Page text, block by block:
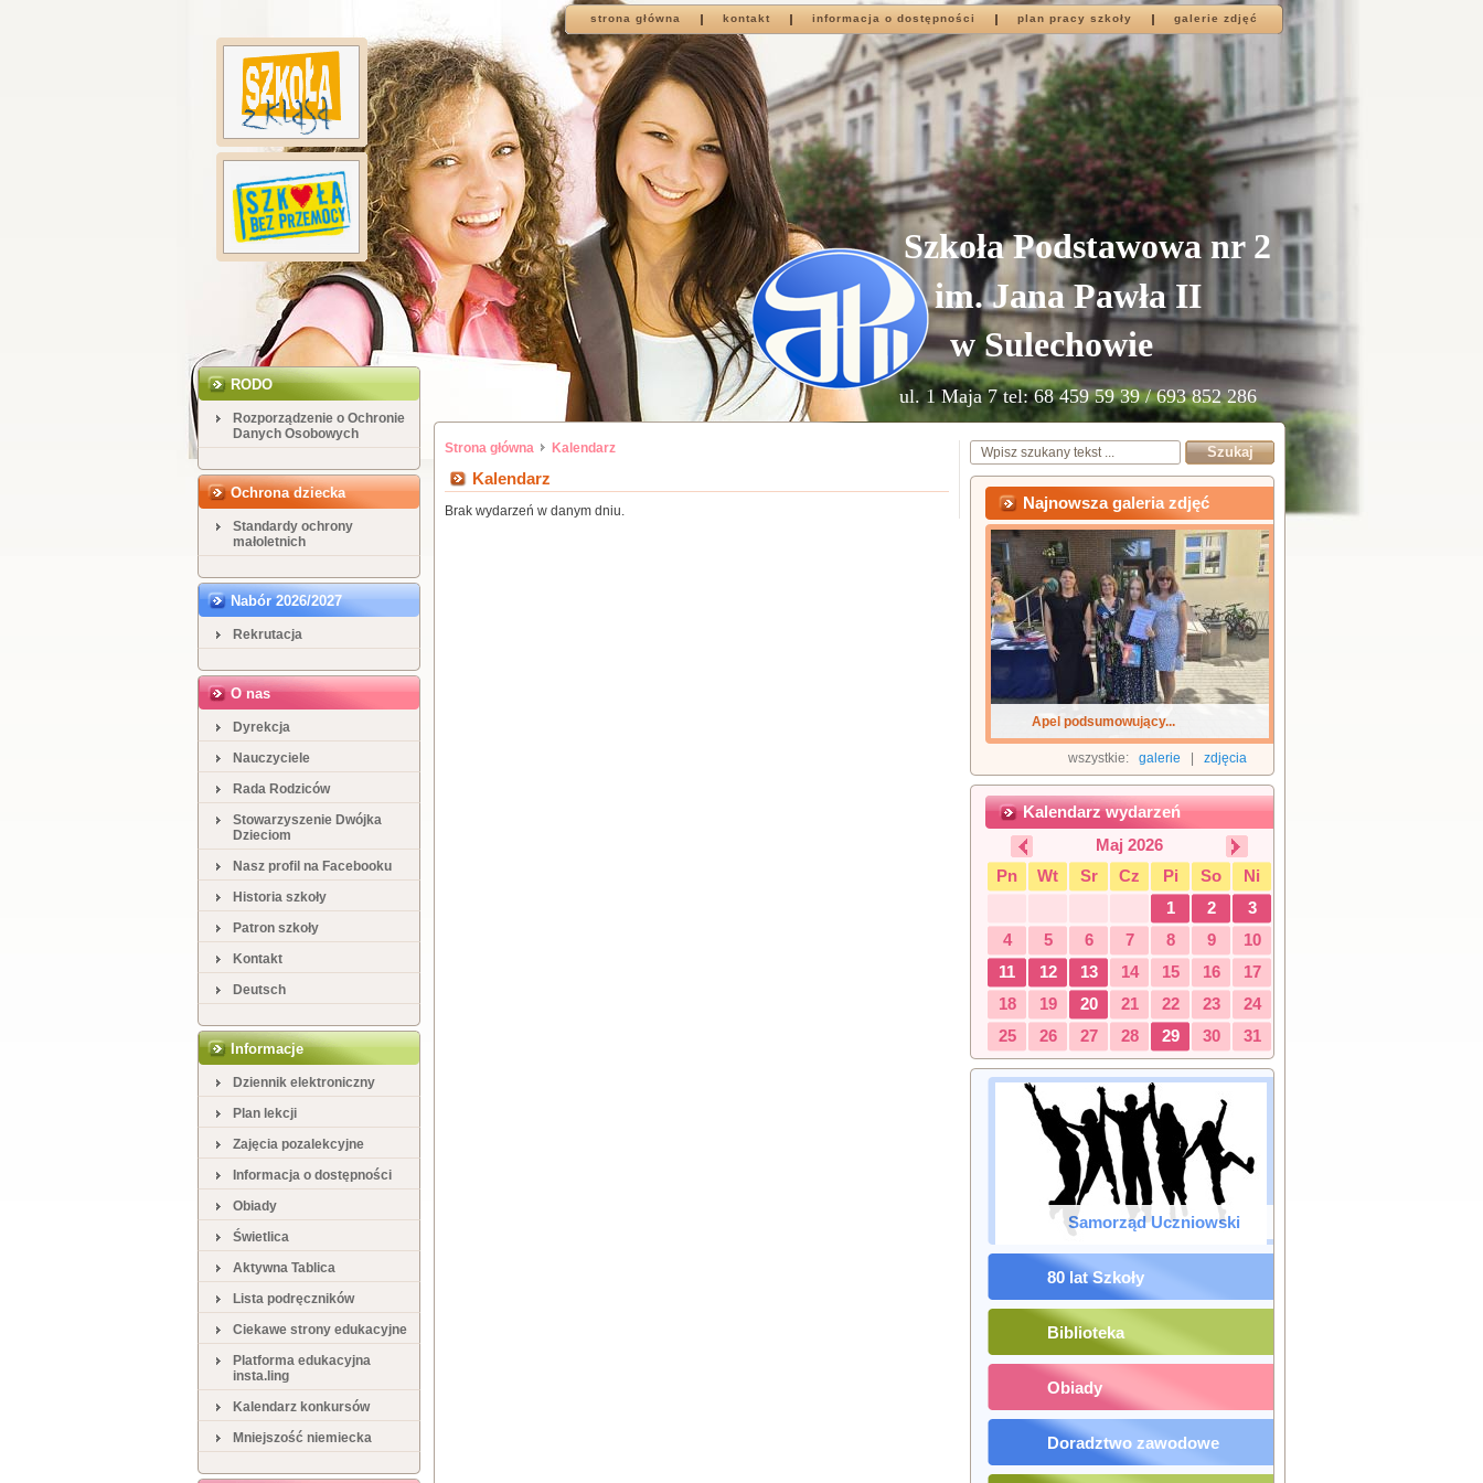
strona główna kontakt informacja o dostępności plan pracy szkoły galerie zdjęć
Szkoła Podstawowa nr 2
im. Jana Pawła II
w Sulechowie
ul. 1 Maja 7 tel: 68 459 59 39 / 693 852 286
RODO
Rozporządzenie o Ochronie
Danych Osobowych
Ochrona dziecka
Standardy ochrony
małoletnich
Nabór 2026/2027
Rekrutacja
O nas
Dyrekcja
Nauczyciele
Rada Rodziców
Stowarzyszenie Dwójka
Dzieciom
Nasz profil na Facebooku
Historia szkoły
Patron szkoły
Kontakt
Deutsch
Informacje
Dziennik elektroniczny
Plan lekcji
Zajęcia pozalekcyjne
Informacja o dostępności
Obiady
Świetlica
Aktywna Tablica
Lista podręczników
Ciekawe strony edukacyjne
Platforma edukacyjna
insta.ling
Kalendarz konkursów
Mniejszość niemiecka
Strona główna Kalendarz
Kalendarz
Brak wydarzeń w danym dniu. Najnowsza galeria zdjęć
Apel podsumowujący...
zdjęcia
galerie
wszystkie:
Kalendarz wydarzeń
Maj 2026
Pn
Wt Sr Cz Pi So
Ni
1
2
3
4
5 6 7 8 9
10
11
12 13 14 15 16
17
18
19 20 21 22 23
24
25
26 27 28 29 30 31
Samorząd Uczniowski
80 lat Szkoły
Biblioteka
Obiady
Doradztwo zawodowe